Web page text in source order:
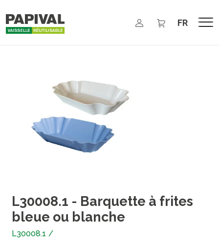
Select your
L30008.1 - Barquette à frites
bleue ou blanche
L30008.1 /